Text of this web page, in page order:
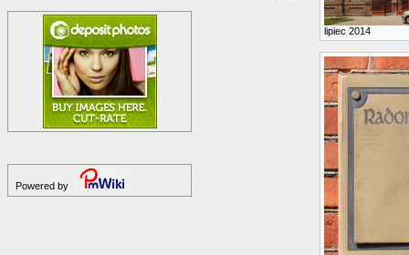
Powered by
lipiec 2014